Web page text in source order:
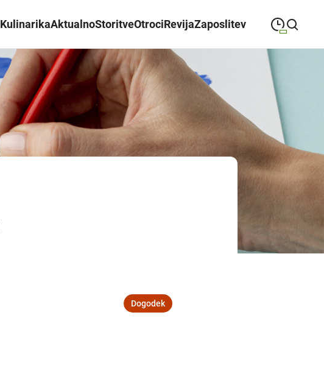
KulinarikaAktualnoStoritveOtrociRevijaZaposlitev
Close searchponedeljek
PONEDELJEK —
torek
TOREK —21:00
sreda
SREDA 09:00 21:00
09:00 — 21:00
Dogodek